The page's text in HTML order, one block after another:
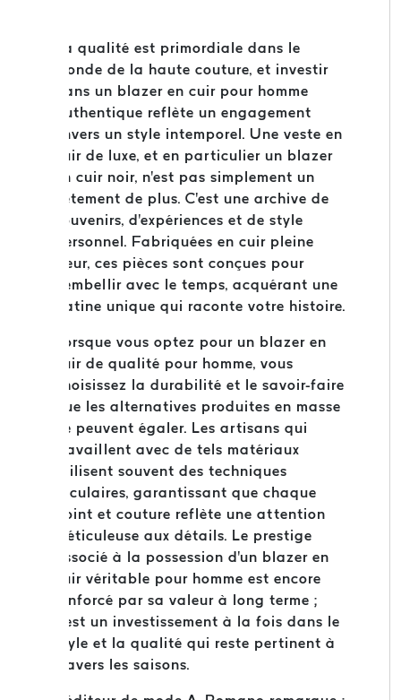
La qualité est primordiale dans le
monde de la haute couture, et investir
dans un blazer en cuir pour homme
authentique reflète un engagement
envers un style intemporel. Une veste en
cuir de luxe, et en particulier un blazer
en cuir noir, n'est pas simplement un
vêtement de plus. C'est une archive de
souvenirs, d'expériences et de style
personnel. Fabriquées en cuir pleine
fleur, ces pièces sont conçues pour
s'embellir avec le temps, acquérant une
patine unique qui raconte votre histoire.
Lorsque vous optez pour un blazer en
cuir de qualité pour homme, vous
choisissez la durabilité et le savoir-faire
que les alternatives produites en masse
ne peuvent égaler. Les artisans qui
travaillent avec de tels matériaux
utilisent souvent des techniques
séculaires, garantissant que chaque
point et couture reflète une attention
méticuleuse aux détails. Le prestige
associé à la possession d'un blazer en
cuir véritable pour homme est encore
renforcé par sa valeur à long terme ;
c'est un investissement à la fois dans le
style et la qualité qui reste pertinent à
travers les saisons.